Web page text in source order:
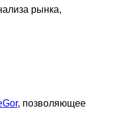
рынка,
, позволяющее